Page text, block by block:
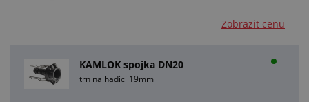
Zobrazit cenu
KAMLOK spojka DN20
trn na hadici 19mm